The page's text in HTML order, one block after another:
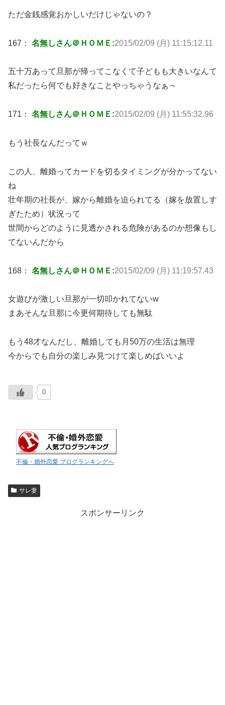
ただ金銭感覚おかしいだけじゃないの？
167： 名無しさん＠ＨＯＭＥ:2015/02/09 (月) 11:15:12.11
五十万あって旦那が帰ってこなくて子どもも大きいなんて
私だったら何でも好きなことやっちゃうなぁ～
171： 名無しさん＠ＨＯＭＥ:2015/02/09 (月) 11:55:32.96
もう社長なんだってｗ
この人、離婚ってカードを切るタイミングが分かってない
ね
壮年期の社長が、嫁から離婚を迫られてる（嫁を放置しす
ぎたため）状況って
世間からどのように見透かされる危険があるのか想像もし
てないんだから
168： 名無しさん＠ＨＯＭＥ:2015/02/09 (月) 11:19:57.43
女遊びが激しい旦那が一切叩かれてないw
まあそんな旦那に今更何期待しても無駄
もう48才なんだし、離婚しても月50万の生活は無理
今からでも自分の楽しみ見つけて楽しめばいいよ
0
不倫・婚外恋愛 ブログランキングへ
サレ妻
スポンサーリンク